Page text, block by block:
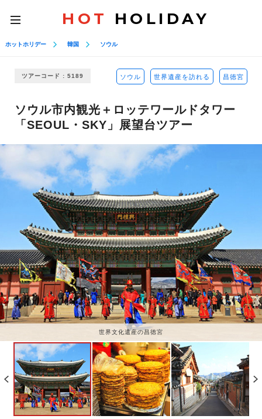
toggle
navigation
HOT HOLIDAY
ホットホリデー 韓国 ソウル
ツアーコード : 5189 ソウル 世界遺産を訪れる 昌徳宮
ソウル市内観光＋ロッテワールドタワー
「SEOUL・SKY」展望台ツアー
世界文化遺産の昌徳宮